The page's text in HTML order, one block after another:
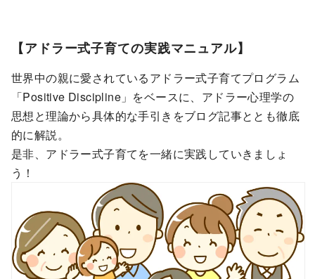
【アドラー式子育ての実践マニュアル】
世界中の親に愛されているアドラー式子育てプログラム
「Positive Discipline」をベースに、アドラー心理学の
思想と理論から具体的な手引きをブログ記事ととも徹底
的に解説。
是非、アドラー式子育てを一緒に実践していきましょ
う！